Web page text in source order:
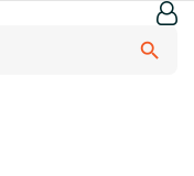
search